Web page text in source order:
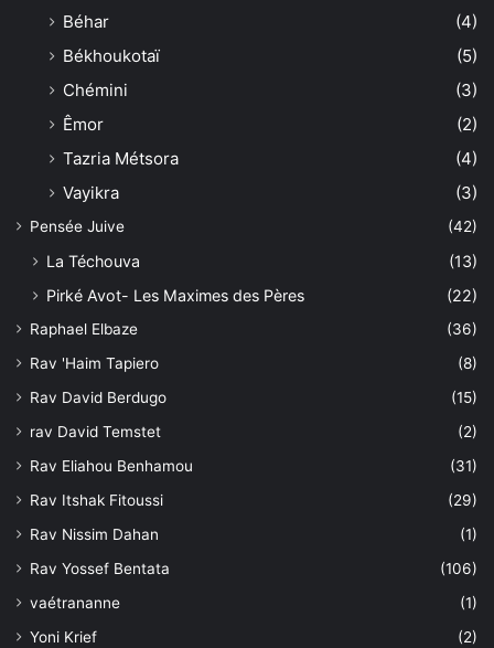
Béhar
(4)
Békhoukotaï
(5)
Chémini
(3)
Êmor
(2)
Tazria Métsora
(4)
Vayikra
(3)
Pensée Juive (42)
La Téchouva
(13)
Pirké Avot- Les Maximes des Pères
(22)
Raphael Elbaze
(36)
Rav 'Haim Tapiero
(8)
Rav David Berdugo
(15)
rav David Temstet
(2)
Rav Eliahou Benhamou
(31)
Rav Itshak Fitoussi
(29)
Rav Nissim Dahan
(1)
Rav Yossef Bentata
(106)
vaétrananne
(1)
Yoni Krief
(2)